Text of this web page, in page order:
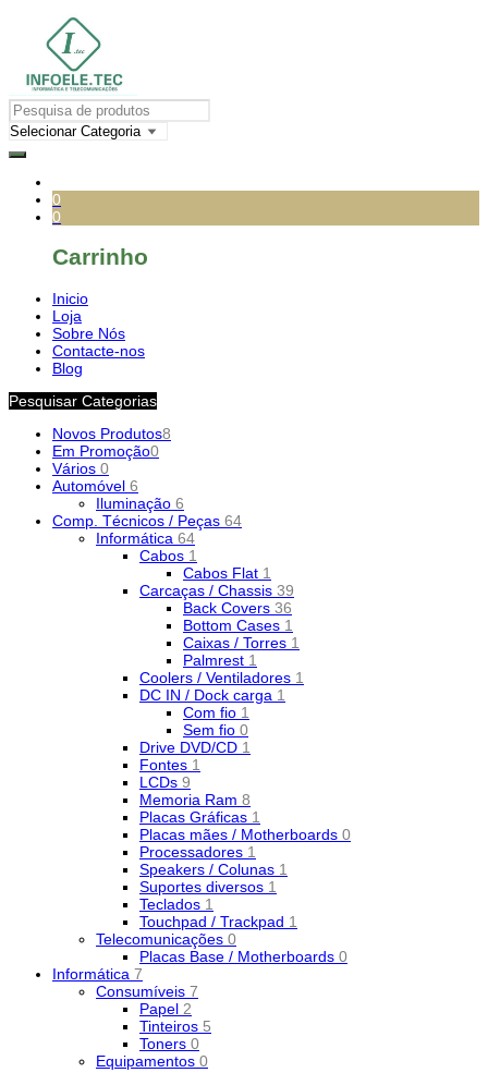
0
0
Carrinho
Inicio
Loja
Sobre Nós
Contacte-nos
Blog
Pesquisar Categorias
Novos Produtos8
Em Promoção0
Vários 0
Automóvel 6
Iluminação 6
Comp. Técnicos / Peças 64
Informática 64
Cabos 1
Cabos Flat 1
Carcaças / Chassis 39
Back Covers 36
Bottom Cases 1
Caixas / Torres 1
Palmrest 1
Coolers / Ventiladores 1
DC IN / Dock carga 1
Com fio 1
Sem fio 0
Drive DVD/CD 1
Fontes 1
LCDs 9
Memoria Ram 8
Placas Gráficas 1
Placas mães / Motherboards 0
Processadores 1
Speakers / Colunas 1
Suportes diversos 1
Teclados 1
Touchpad / Trackpad 1
Telecomunicações 0
Placas Base / Motherboards 0
Informática 7
Consumíveis 7
Papel 2
Tinteiros 5
Toners 0
Equipamentos 0